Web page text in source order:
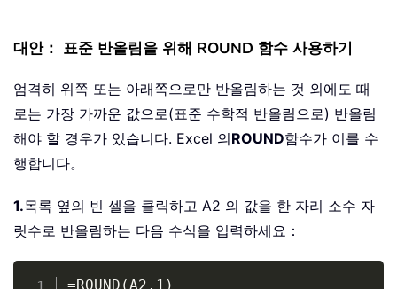
대안： 표준 반올림을 위해 ROUND 함수 사용하기
엄격히 위쪽 또는 아래쪽으로만 반올림하는 것 외에도 때
로는 가장 가까운 값으로(표준 수학적 반올림으로) 반올림
해야 할 경우가 있습니다. Excel 의ROUND함수가 이를 수
행합니다。
1.목록 옆의 빈 셀을 클릭하고 A2 의 값을 한 자리 소수 자
릿수로 반올림하는 다음 수식을 입력하세요：
=ROUND(A2,1)